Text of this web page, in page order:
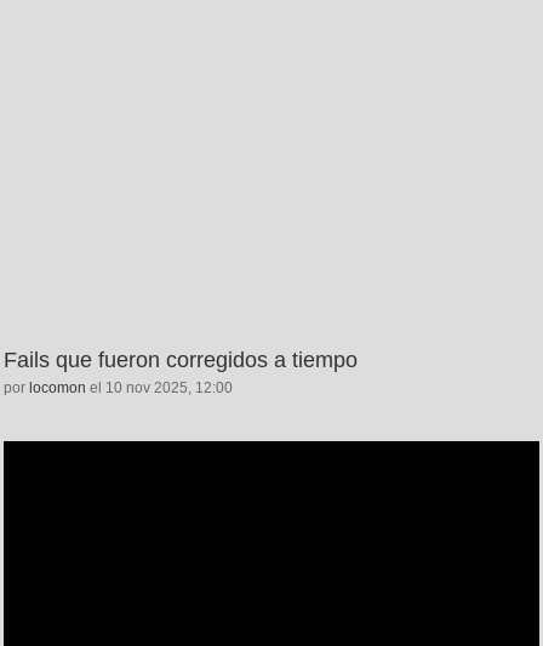
Fails que fueron corregidos a tiempo
por locomon el 10 nov 2025, 12:00